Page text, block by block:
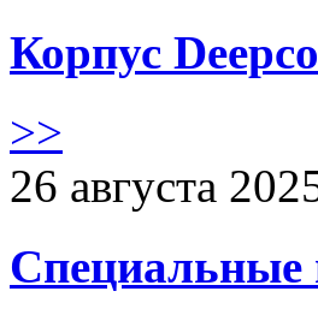
Корпус
>>
26 августа
Специальные